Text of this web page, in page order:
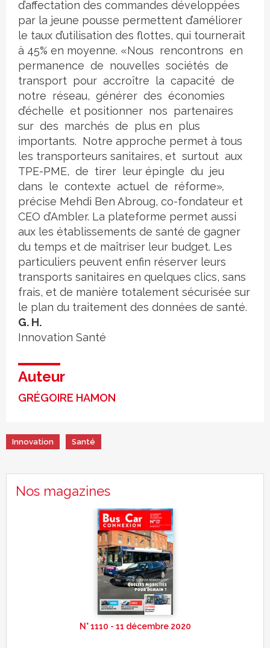
d’affectation des commandes développées
par la jeune pousse permettent d’améliorer
le taux d’utilisation des flottes, qui tournerait
à 45% en moyenne. «Nous rencontrons en
permanence de nouvelles sociétés de
transport pour accroître la capacité de
notre réseau, générer des économies
d’échelle et positionner nos partenaires
sur des marchés de plus en plus
importants. Notre approche permet à tous
les transporteurs sanitaires, et surtout aux
TPE-PME, de tirer leur épingle du jeu
dans le contexte actuel de réforme»,
précise Mehdi Ben Abroug, co-fondateur et
CEO d’Ambler. La plateforme permet aussi
aux les établissements de santé de gagner
du temps et de maîtriser leur budget. Les
particuliers peuvent enfin réserver leurs
transports sanitaires en quelques clics, sans
frais, et de manière totalement sécurisée sur
le plan du traitement des données de santé.
G. H.
Innovation Santé
Auteur
GRÉGOIRE HAMON
Innovation Santé
Nos magazines
N° 1110 - 11 décembre 2020